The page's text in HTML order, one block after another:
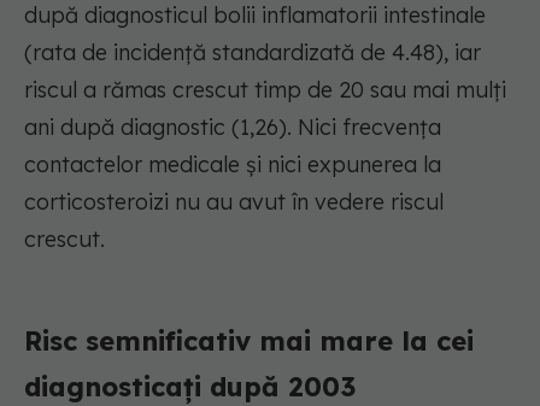
după diagnosticul bolii inflamatorii intestinale
(rata de incidență standardizată de 4.48), iar
riscul a rămas crescut timp de 20 sau mai mulți
ani după diagnostic (1,26). Nici frecvența
contactelor medicale și nici expunerea la
corticosteroizi nu au avut în vedere riscul
crescut.
Risc semnificativ mai mare la cei
diagnosticați după 2003